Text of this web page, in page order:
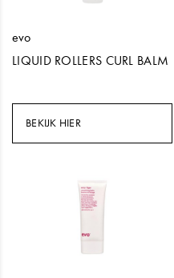
evo
LIQUID ROLLERS CURL BALM
BEKIJK HIER